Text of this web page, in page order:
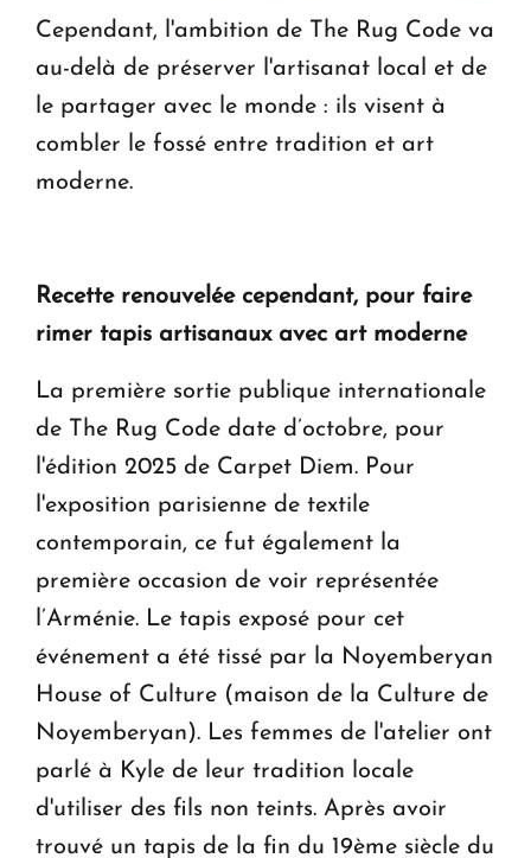
Cependant, l'ambition de The Rug Code va
au-delà de préserver l'artisanat local et de
le partager avec le monde : ils visent à
combler le fossé entre tradition et art
moderne.
Recette renouvelée cependant, pour faire
rimer tapis artisanaux avec art moderne
La première sortie publique internationale
de The Rug Code date d’octobre, pour
l'édition 2025 de Carpet Diem. Pour
l'exposition parisienne de textile
contemporain, ce fut également la
première occasion de voir représentée
l’Arménie. Le tapis exposé pour cet
événement a été tissé par la Noyemberyan
House of Culture (maison de la Culture de
Noyemberyan). Les femmes de l'atelier ont
parlé à Kyle de leur tradition locale
d'utiliser des fils non teints. Après avoir
trouvé un tapis de la fin du 19ème siècle du